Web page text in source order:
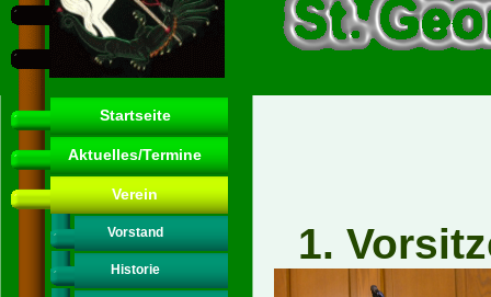
Startseite
Aktuelles/Termine
Verein
Vorstand
Historie
1.